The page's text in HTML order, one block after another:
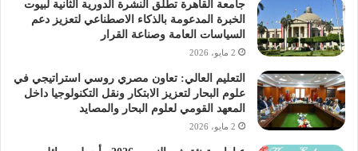
جامعة القاهرة تطلق النشرة الدورية الثانية لبيوت
الخبرة المدعومة بالذكاء الاصطناعي لتعزيز دعم
السياسات العامة وصناعة القرار
2 مايو، 2026
التعليم العالي: تعاون مصري روسي استراتيجي في
علوم البحار لتعزيز الابتكار ونقل التكنولوجيا داخل
المعهد القومي لعلوم البحار والمصايد
2 مايو، 2026